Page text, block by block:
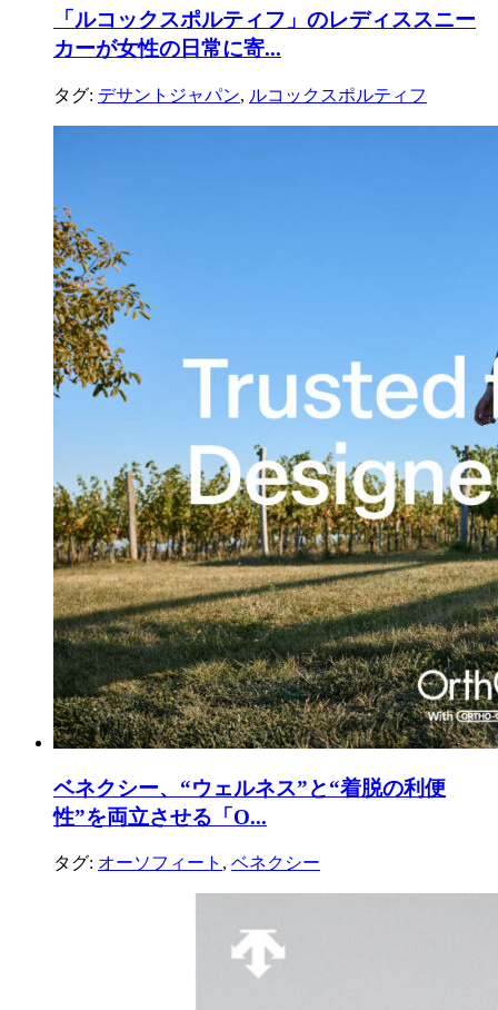
「ルコックスポルティフ」のレディススニー
カーが女性の日常に寄...
タグ: デサントジャパン, ルコックスポルティフ
ベネクシー、“ウェルネス”と“着脱の利便
性”を両立させる「O...
タグ: オーソフィート , ベネクシー